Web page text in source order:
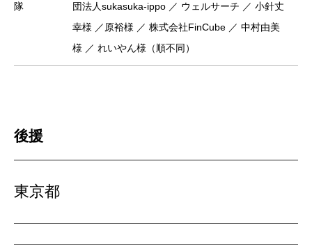
隊
団法人sukasuka-ippo ／ ウェルサーチ ／ 小針丈
幸様 ／原裕様 ／ 株式会社FinCube ／ 中村由美
様 ／ れいやん様（順不同）
後援
東京都